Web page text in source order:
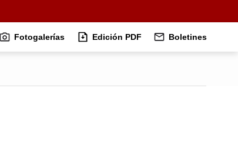
Fotogalerías Edición PDF Boletines